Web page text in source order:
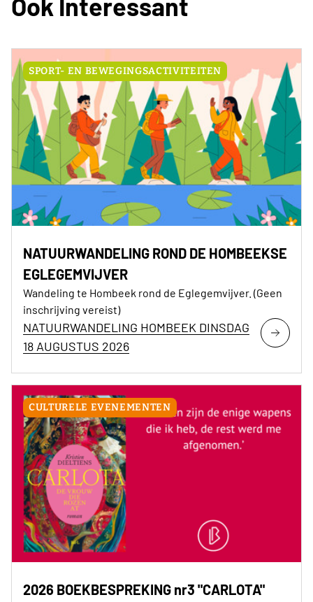
november) ontvangt het clubbestuur de busroute,
SPORT- EN BEWEGINGSACTIVITEITEN
NATUURWANDELING ROND DE HOMBEEKSE
EGLEGEMVIJVER
Wandeling te Hombeek rond de Eglegemvijver. (Geen
inschrijving vereist)
NATUURWANDELING HOMBEEK DINSDAG
18 AUGUSTUS 2026
CULTURELE EVENEMENTEN
2026 BOEKBESPREKING nr3 "CARLOTA"